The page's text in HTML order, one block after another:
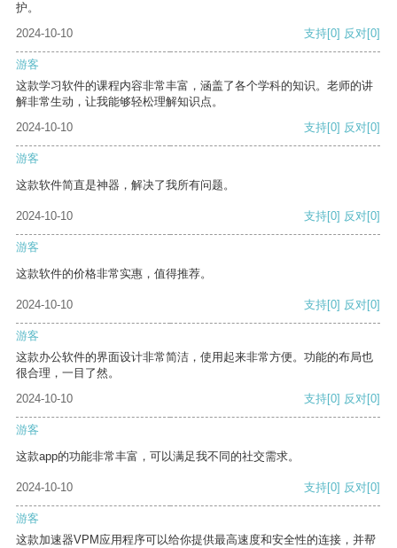
护。
2024-10-10
支持[0] 反对[0]
游客
这款学习软件的课程内容非常丰富，涵盖了各个学科的知识。老师的讲
解非常生动，让我能够轻松理解知识点。
2024-10-10
支持[0] 反对[0]
游客
这款软件简直是神器，解决了我所有问题。
2024-10-10 支持[0] 反对[0]
游客
这款软件的价格非常实惠，值得推荐。
2024-10-10 支持[0] 反对[0]
游客
这款办公软件的界面设计非常简洁，使用起来非常方便。功能的布局也
很合理，一目了然。
2024-10-10
支持[0] 反对[0]
游客
这款app的功能非常丰富，可以满足我不同的社交需求。
2024-10-10 支持[0] 反对[0]
游客
这款加速器VPM应用程序可以给你提供最高速度和安全性的连接，并帮